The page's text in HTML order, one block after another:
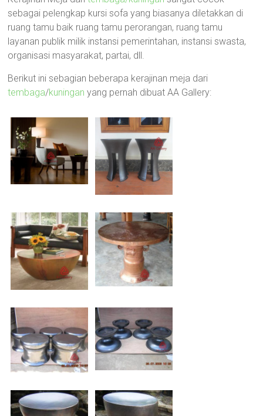
sebagai pelengkap kursi sofa yang biasanya diletakkan di
ruang tamu baik ruang tamu perorangan, ruang tamu
layanan publik milik instansi pemerintahan, instansi swasta,
organisasi masyarakat, partai, dll.
Berikut ini sebagian beberapa kerajinan meja dari
tembaga/kuningan yang pernah dibuat AA Gallery: